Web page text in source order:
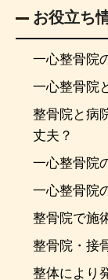
お役立ち
一心整骨院
一心整骨院
整骨院と病
丈夫？
一心整骨院
一心整骨院
整骨院で施
整骨院・接
整体により